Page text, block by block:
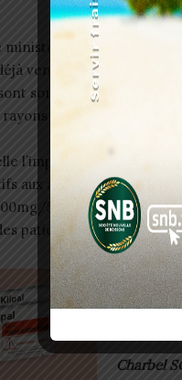
ministère de la Santé n’a
vendus était prévu. En
sommées de retirer
et de ne plus en
l’importance de la
aux annonces des
50mg peut, du jour
patients reste la
La
bien
Charbel